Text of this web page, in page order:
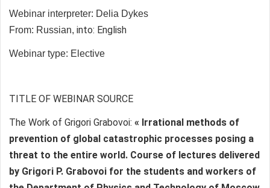
Webinar interpreter: Delia Dykes
From: Russian, into: English
Webinar type: Elective
TITLE OF WEBINAR SOURCE
The Work of Grigori Grabovoi: « Irrational methods of
prevention of global catastrophic processes posing a
threat to the entire world. Course of lectures delivered
by Grigori P. Grabovoi for the students and workers of